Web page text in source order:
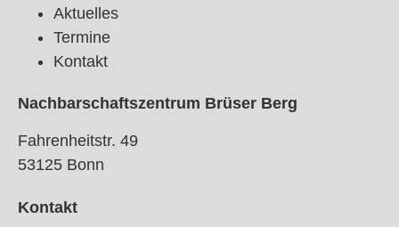
Aktuelles
Termine
Kontakt
Nachbarschaftszentrum Brüser Berg
Fahrenheitstr. 49
53125 Bonn
Kontakt